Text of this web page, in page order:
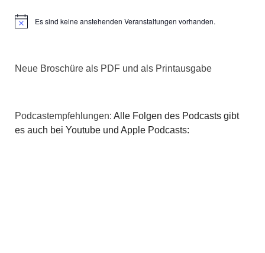
HinweisEs sind keine anstehenden Veranstaltungen vorhanden.
Neue Broschüre als PDF und als Printausgabe
Podcastempfehlungen: Alle Folgen des Podcasts gibt
es auch bei Youtube und Apple Podcasts: